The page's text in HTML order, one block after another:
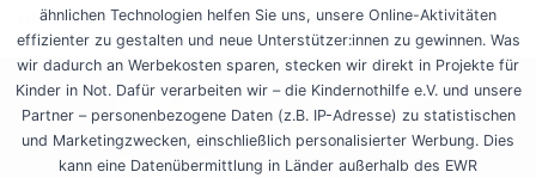
ähnlichen Technologien helfen Sie uns, unsere Online-Aktivitäten
effizienter zu gestalten und neue Unterstützer:innen zu gewinnen. Was
wir dadurch an Werbekosten sparen, stecken wir direkt in Projekte für
Kinder in Not. Dafür verarbeiten wir – die Kindernothilfe e.V. und unsere
Partner – personenbezogene Daten (z.B. IP-Adresse) zu statistischen
und Marketingzwecken, einschließlich personalisierter Werbung. Dies
kann eine Datenübermittlung in Länder außerhalb des EWR
Startseite Spendenshop Kaffeepflanze